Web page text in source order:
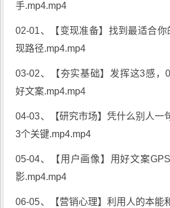
手.mp4.mp4
02-01、【变现准备】找到最适合你
现路径.mp4.mp4
03-02、【夯实基础】发挥这3感，
好文案.mp4.mp4
04-03、【研究市场】凭什么别人一
3个关键.mp4.mp4
05-04、【用户画像】用好文案
影.mp4.mp4
06-05、【营销心理】利用人的本能